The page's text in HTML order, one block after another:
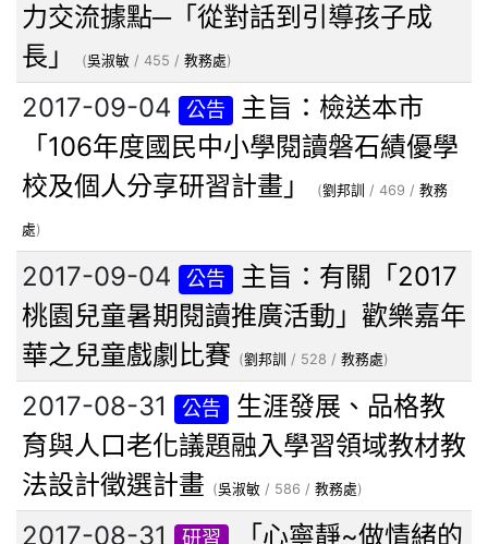
力交流據點─「從對話到引導孩子成
長」
(吳淑敏 / 455 / 教務處)
2017-09-04 公告
主旨：檢送本市
「106年度國民中小學閱讀磐石績優學
校及個人分享研習計畫」
(劉邦訓 / 469 / 教務
處)
2017-09-04 公告
主旨：有關「2017
桃園兒童暑期閱讀推廣活動」歡樂嘉年
華之兒童戲劇比賽 (劉邦訓 / 528 / 教務處)
2017-08-31 公告
生涯發展、品格教
育與人口老化議題融入學習領域教材教
法設計徵選計畫 (吳淑敏 / 586 / 教務處)
2017-08-31 研習
「心寧靜~做情緒的